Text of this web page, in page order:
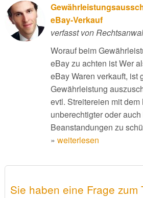
eBay-Verkauf
verfasst von
Worauf beim
eBay zu achten ist Wer
eBay Waren verkauft, ist
Gewährleistung
evtl. Streitereien mit
unberechtigter oder
Beanstandungen zu
» weiterlesen
Sie haben eine Frage zum